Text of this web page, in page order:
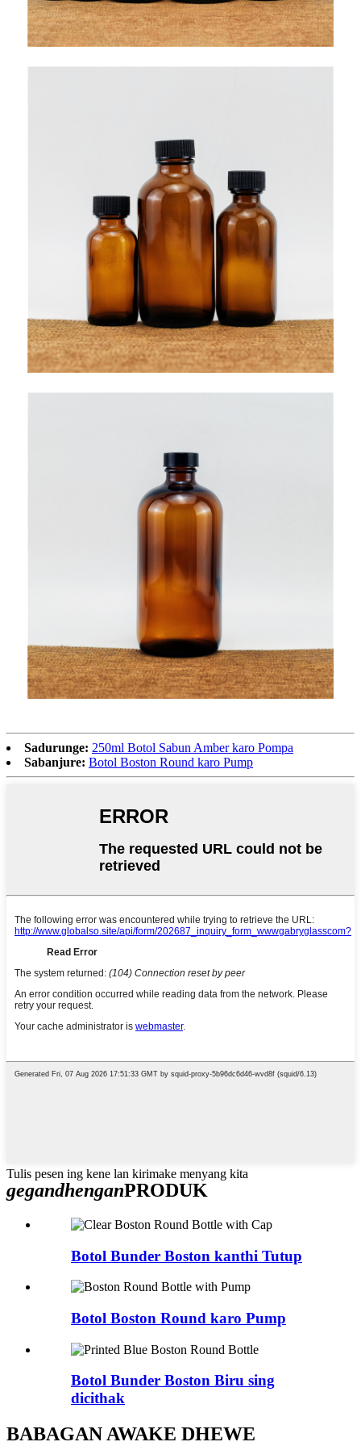
Sadurunge: 250ml Botol Sabun Amber karo Pompa
Sabanjure: Botol Boston Round karo Pump
Tulis pesen ing kene lan kirimake menyang kita
gegandhenganPRODUK
Botol Bunder Boston kanthi Tutup
Botol Boston Round karo Pump
Botol Bunder Boston Biru sing
dicithak
BABAGAN AWAKE DHEWE